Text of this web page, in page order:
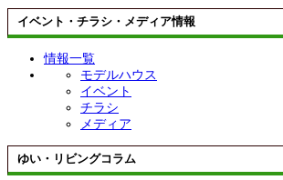
イベント・チラシ・メディア情報
情報一覧
モデルハウス
イベント
チラシ
メディア
ゆい・リビングコラム